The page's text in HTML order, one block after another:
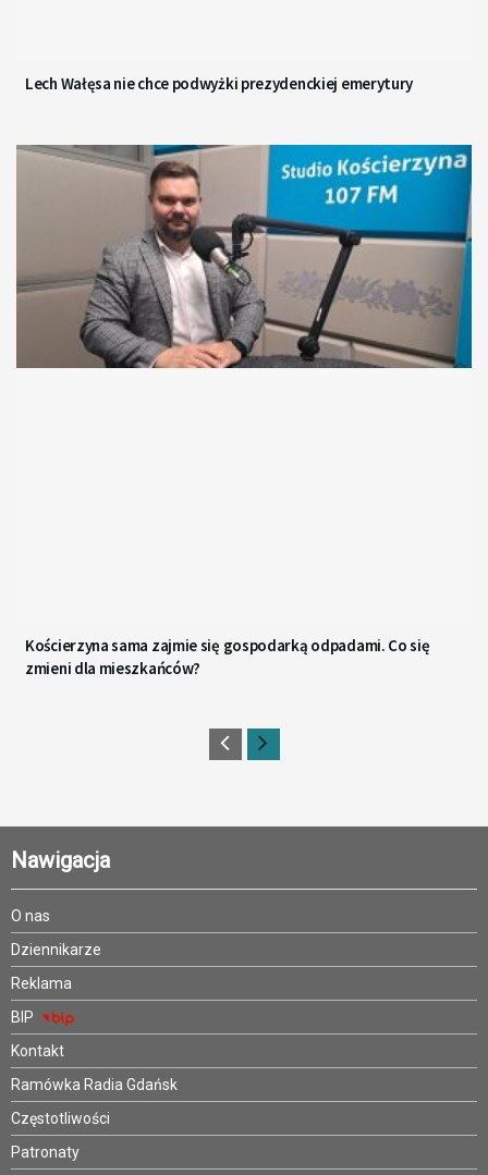
Lech Wałęsa nie chce podwyżki prezydenckiej emerytury
Kościerzyna sama zajmie się gospodarką odpadami. Co się
zmieni dla mieszkańców?
Nawigacja
O nas
Dziennikarze
Reklama
BIP
Kontakt
Ramówka Radia Gdańsk
Częstotliwości
Patronaty